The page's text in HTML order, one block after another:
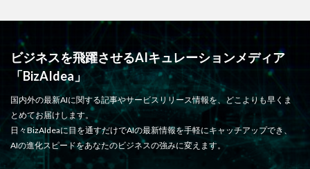
ビジネスを飛躍させるAIキュレーションメディア
「BizAIdea」
国内外の最新AIに関する記事やサービスリリース情報を、どこよりも早くま
とめてお届けします。
日々BizAIdeaに目を通すだけでAIの最新情報を手軽にキャッチアップでき、
AIの進化スピードをあなたのビジネスの強みに変えます。